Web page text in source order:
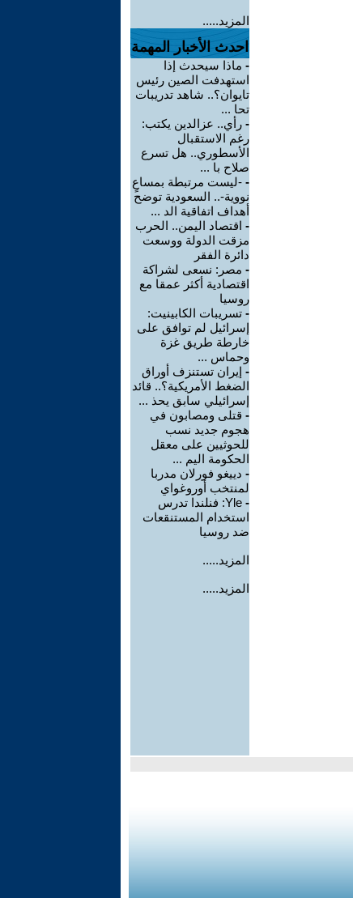
المزيد.....
احدث الأخبار المهمة
- ماذا سيحدث إذا
استهدفت الصين رئيس
تايوان؟.. شاهد تدريبات
تحا ...
- رأي.. عزالدين يكتب:
رغم الاستقبال
الأسطوري.. هل تسرع
صلاح با ...
- -ليست مرتبطة بمساعٍ
نووية-.. السعودية توضح
أهداف اتفاقية الد ...
- اقتصاد اليمن.. الحرب
مزقت الدولة ووسعت
دائرة الفقر
- مصر: نسعى لشراكة
اقتصادية أكثر عمقا مع
روسيا
- تسريبات الكابينيت:
إسرائيل لم توافق على
خارطة طريق غزة
وحماس ...
- إيران تستنزف أوراق
الضغط الأمريكية؟.. قائد
إسرائيلي سابق يحذ ...
- قتلى ومصابون في
هجوم جديد نسب
للحوثيين على معقل
الحكومة اليم ...
- دييغو فورلان مدربا
لمنتخب أوروغواي
-
Yle: فنلندا تدرس
استخدام المستنقعات
ضد روسيا
المزيد.....
المزيد.....